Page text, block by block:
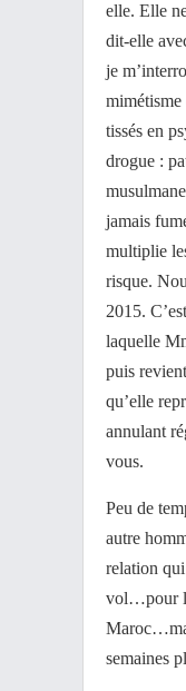
elle. Elle
dit-elle
je
mimétisme
tissés en
drogue :
jamais
multiplie
risque.
2015.
laquelle
puis
qu’elle
annulant
vous.
Peu de
autre
relation
vol…pour
semaines